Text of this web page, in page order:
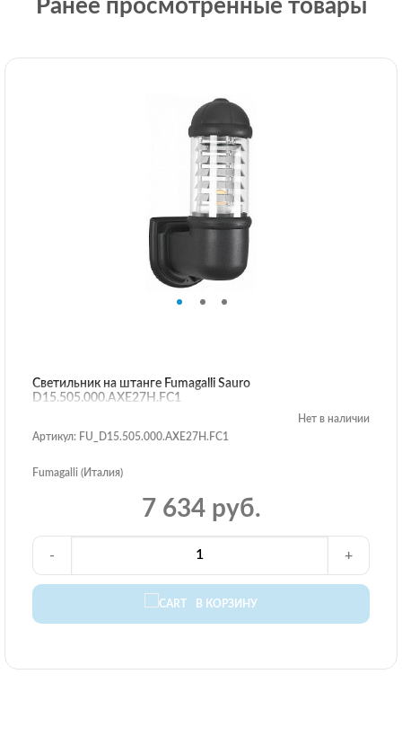
Ранее просмотренные товары
Светильник на штанге Fumagalli Sauro
D15.505.000.AXE27H.FC1
Нет в наличии
Артикул: FU_D15.505.000.AXE27H.FC1
Fumagalli (Италия)
7 634 руб.
В КОРЗИНУ
- +